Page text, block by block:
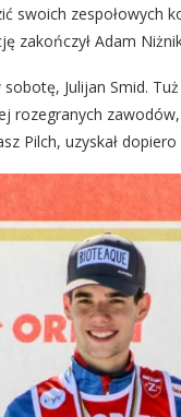
swoich
zakończył Adam
Julijan Smid.
rozegranych
Pilch, uzyskał